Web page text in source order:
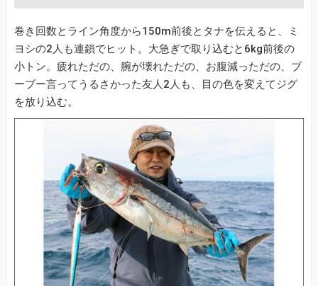
巻き回数とライン角度から150m前後とタナを伝えると、ミ
ヨシの2人も連鎖でヒット。大急ぎで取り込むと6kg前後の
小トン。疲れただの、腕が壊れただの、お腹減っただの、ブ
ーブー言ってうるさかった友人2人も、目の色を変えてジグ
を放り込む。